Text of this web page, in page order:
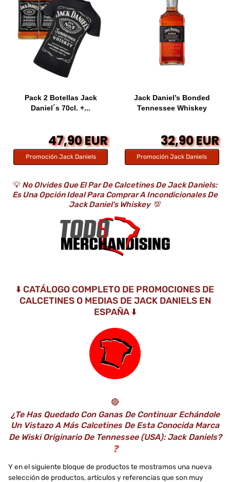
Pack 2 Botellas Jack
Daniel´s 70cl. +...
47,90 EUR
Promoción Jack Daniels
Jack Daniel’s Bonded
Tennessee Whiskey
32,90 EUR
Promoción Jack Daniels
💡 No Olvides Que El Par De Calcetines De Jack Daniels:
Es Una Opción Ideal Para Comprar A Incondicionales De
Jack Daniel's Whiskey 💯
⬇️ CATÁLOGO COMPLETO DE PROMOCIONES DE
CALCETINES O MEDIAS DE JACK DANIELS EN
ESPAÑA ⬇️
🔴
¿Te Has Quedado Con Ganas De Continuar Echándole
Un Vistazo A Más Calcetines De Esta Conocida Marca
De Wiski Originario De Tennessee (USA): Jack Daniels?
❓
Y en el siguiente bloque de productos te mostramos una nueva
selección de productos, artículos y referencias que son muy